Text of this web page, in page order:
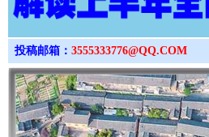
投稿邮箱： 3555333776@QQ.COM